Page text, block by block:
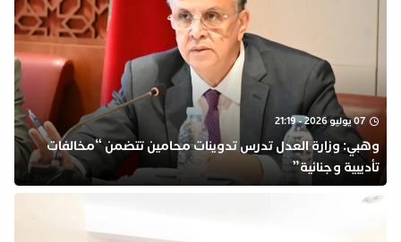
07 يوليو 2026 - 21:19
وهبي: وزارة العدل تدرس تدوينات محامين تتضمن “مخالفات
تأديبية وجنائية”